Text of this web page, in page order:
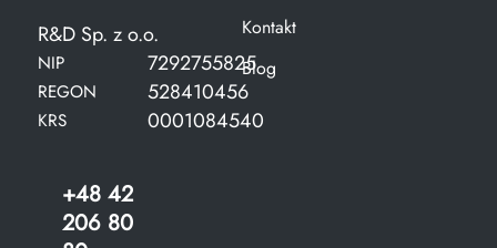
R&D Sp. z o.o.
NIP 7292755825
REGON 528410456
KRS 0001084540
+48 42
206 80
Kontakt
Blog